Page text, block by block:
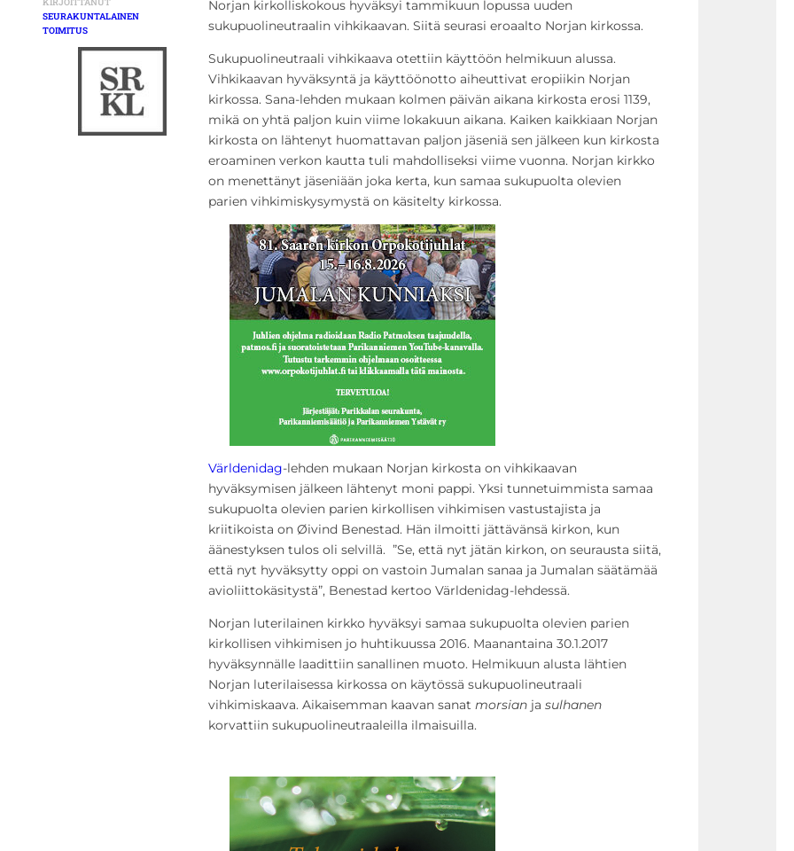
SEURAKUNTALAINEN
TOIMITUS
Norjan kirkolliskokous hyväksyi tammikuun lopussa uuden
sukupuolineutraalin vihkikaavan. Siitä seurasi eroaalto Norjan kirkossa.
Sukupuolineutraali vihkikaava otettiin käyttöön helmikuun alussa.
Vihkikaavan hyväksyntä ja käyttöönotto aiheuttivat eropiikin Norjan
kirkossa. Sana-lehden mukaan kolmen päivän aikana kirkosta erosi 1139,
mikä on yhtä paljon kuin viime lokakuun aikana. Kaiken kaikkiaan Norjan
kirkosta on lähtenyt huomattavan paljon jäseniä sen jälkeen kun kirkosta
eroaminen verkon kautta tuli mahdolliseksi viime vuonna. Norjan kirkko
on menettänyt jäseniään joka kerta, kun samaa sukupuolta olevien
parien vihkimiskysymystä on käsitelty kirkossa.
Världenidag-lehden mukaan Norjan kirkosta on vihkikaavan
hyväksymisen jälkeen lähtenyt moni pappi. Yksi tunnetuimmista samaa
sukupuolta olevien parien kirkollisen vihkimisen vastustajista ja
kriitikoista on Øivind Benestad. Hän ilmoitti jättävänsä kirkon, kun
äänestyksen tulos oli selvillä. ”Se, että nyt jätän kirkon, on seurausta siitä,
että nyt hyväksytty oppi on vastoin Jumalan sanaa ja Jumalan säätämää
avioliittokäsitystä”, Benestad kertoo Världenidag-lehdessä.
Norjan luterilainen kirkko hyväksyi samaa sukupuolta olevien parien
kirkollisen vihkimisen jo huhtikuussa 2016. Maanantaina 30.1.2017
hyväksynnälle laadittiin sanallinen muoto. Helmikuun alusta lähtien
Norjan luterilaisessa kirkossa on käytössä sukupuolineutraali
vihkimiskaava. Aikaisemman kaavan sanat morsianja sulhanen
korvattiin sukupuolineutraaleilla ilmaisuilla.